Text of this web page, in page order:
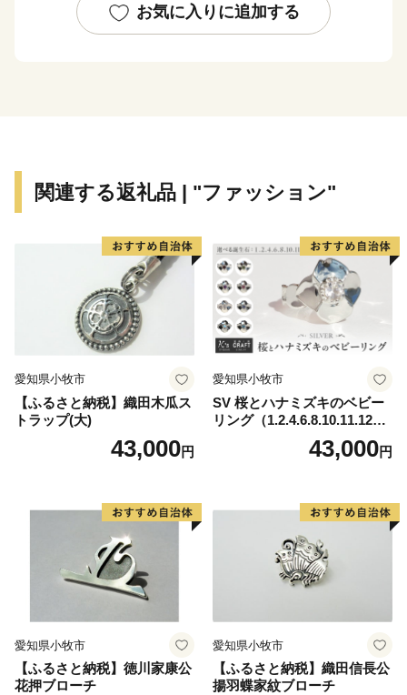
税のお礼の品として地域の特産品等を贈呈しています。
皆様からの寄附金は、これからのよりよいまちづくりに
お気に入りに追加する
関連する返礼品 | "ファッション"
愛知県小牧市
【ふるさと納税】織田木瓜ス
トラップ(大)
43,000円
愛知県小牧市
SV 桜とハナミズキのベビー
リング（1.2.4.6.8.10.11.12
43,000円
愛知県小牧市
【ふるさと納税】徳川家康公
花押ブローチ
愛知県小牧市
【ふるさと納税】織田信長公
揚羽蝶家紋ブローチ